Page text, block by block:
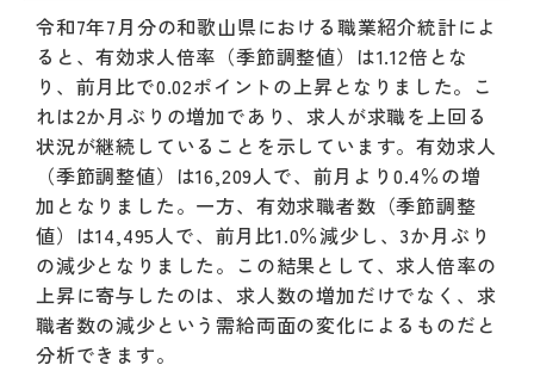
令和7年7月分の和歌山県における職業紹介統計によ
ると、有効求人倍率（季節調整値）は1.12倍とな
り、前月比で0.02ポイントの上昇となりました。こ
れは2か月ぶりの増加であり、求人が求職を上回る
状況が継続していることを示しています。有効求人
（季節調整値）は16,209人で、前月より0.4％の増
加となりました。一方、有効求職者数（季節調整
値）は14,495人で、前月比1.0％減少し、3か月ぶり
の減少となりました。この結果として、求人倍率の
上昇に寄与したのは、求人数の増加だけでなく、求
職者数の減少という需給両面の変化によるものだと
分析できます。